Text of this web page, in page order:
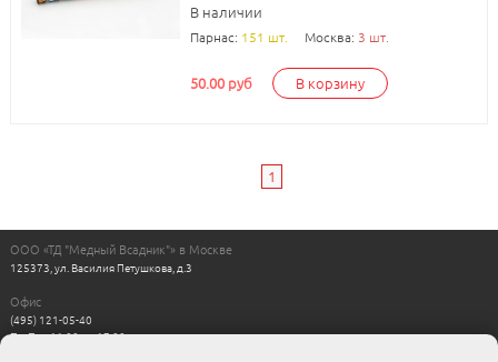
В наличии
Парнас: 151 шт. Москва: 3 шт.
50.00 руб В корзину
1
ООО «ТД "Медный Всадник"» в Москве
125373, ул. Василия Петушкова, д.3
Офис
(495) 121-05-40
Пн-Пт с 11:00 до 17:00